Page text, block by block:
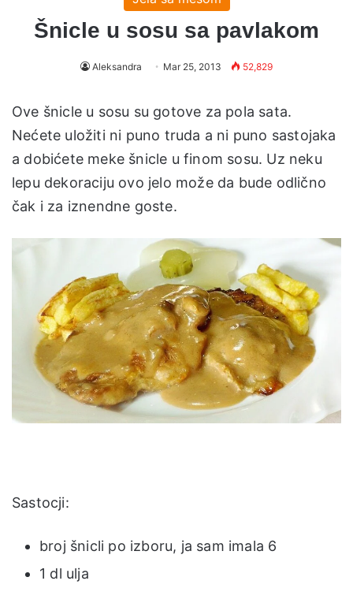
Šnicle u sosu sa pavlakom
Aleksandra Mar 25, 2013 52,829
Ove šnicle u sosu su gotove za pola sata.
Nećete uložiti ni puno truda a ni puno sastojaka
a dobićete meke šnicle u finom sosu. Uz neku
lepu dekoraciju ovo jelo može da bude odlično
čak i za iznendne goste.
Sastocji:
broj šnicli po izboru, ja sam imala 6
1 dl ulja